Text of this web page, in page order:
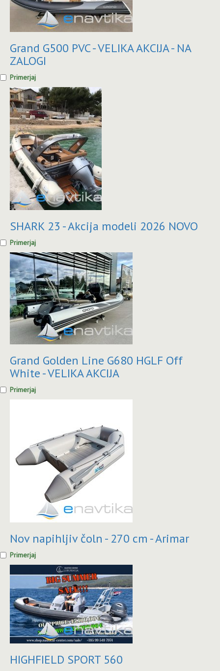
Grand G500 PVC - VELIKA AKCIJA - NA
ZALOGI
Primerjaj
SHARK 23 - Akcija modeli 2026 NOVO
Primerjaj
Grand Golden Line G680 HGLF Off
White - VELIKA AKCIJA
Primerjaj
Nov napihljiv čoln - 270 cm - Arimar
Primerjaj
HIGHFIELD SPORT 560